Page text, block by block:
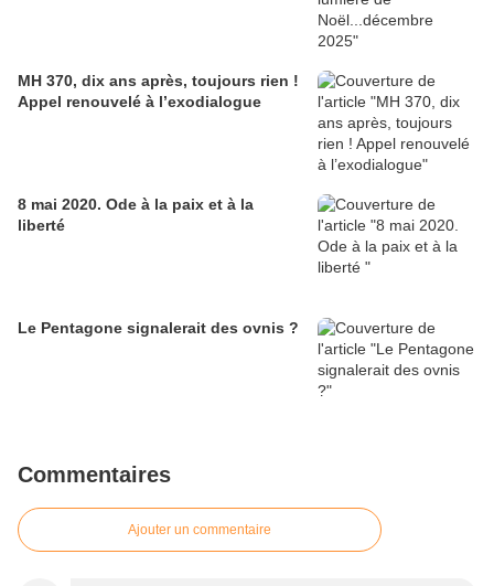
MH 370, dix ans après, toujours rien !
Appel renouvelé à l’exodialogue
8 mai 2020. Ode à la paix et à la
liberté
Le Pentagone signalerait des ovnis ?
Commentaires
Ajouter un commentaire